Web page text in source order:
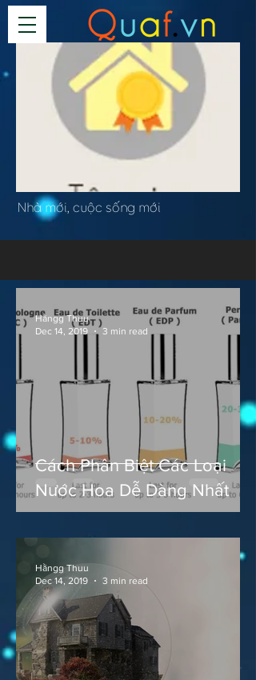
Tân gia
Nhà mới, cuộc sống mới
Cách Phân Biệt Các Loại
Nước Hoa Dễ Dàng Nhất
Hằngg Thuu
Dec 14, 2019
3 min read
Hằngg Thuu
Dec 14, 2019
3 min read